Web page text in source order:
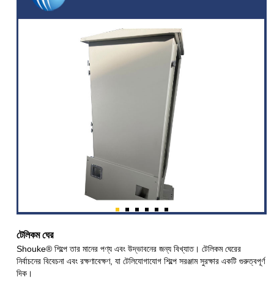
টেলিকম ঘের
Shouke® শিল্পে তার মানের পণ্য এবং উদ্ভাবনের জন্য বিখ্যাত। টেলিকম ঘেরের
নির্বাচনের বিবেচনা এবং রক্ষণাবেক্ষণ, যা টেলিযোগাযোগ শিল্পে সরঞ্জাম সুরক্ষার একটি গুরুত্বপূর্ণ
দিক।